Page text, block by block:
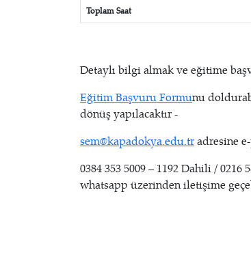
Toplam Saat
Detaylı bilgi almak ve eğitime
Eğitim Başvuru Formunu
dönüş yapılacaktır -
sem@kapadokya.edu.tradresine
0384 353 5009 – 1192 Dahili /
whatsapp üzerinden iletişime